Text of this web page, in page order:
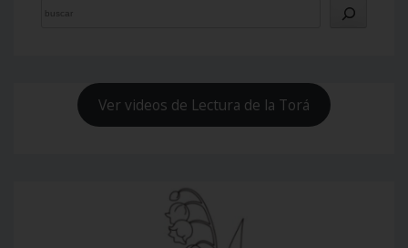
Ver videos de Lectura de la Torá